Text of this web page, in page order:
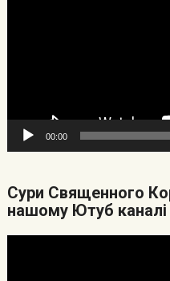
00:00
Cури Священного
нашому Ютуб каналі